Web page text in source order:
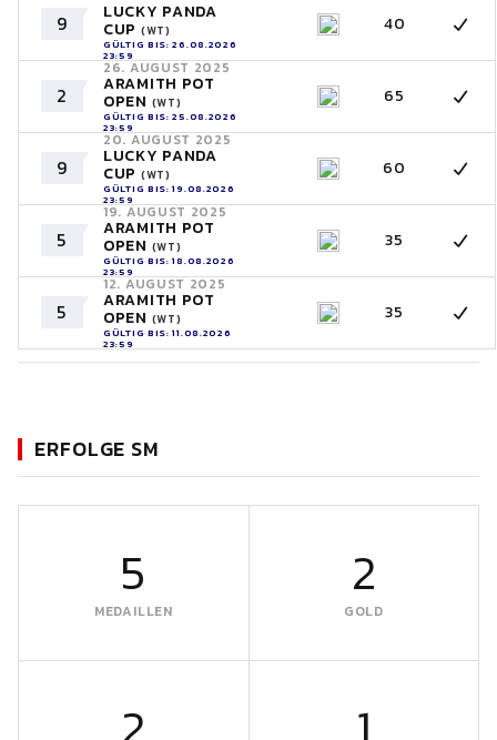
9 LUCKY PANDA
CUP (WT)
GÜLTIG BIS: 26.08.2026
23:59
40
2
26. AUGUST 2025
ARAMITH POT
OPEN (WT)
GÜLTIG BIS: 25.08.2026
23:59
65
9
20. AUGUST 2025
LUCKY PANDA
CUP (WT)
GÜLTIG BIS: 19.08.2026
23:59
60
5
19. AUGUST 2025
ARAMITH POT
OPEN (WT)
GÜLTIG BIS: 18.08.2026
23:59
35
5
12. AUGUST 2025
ARAMITH POT
OPEN (WT)
GÜLTIG BIS: 11.08.2026
23:59
35
ERFOLGE SM
5
MEDAILLEN
2
GOLD